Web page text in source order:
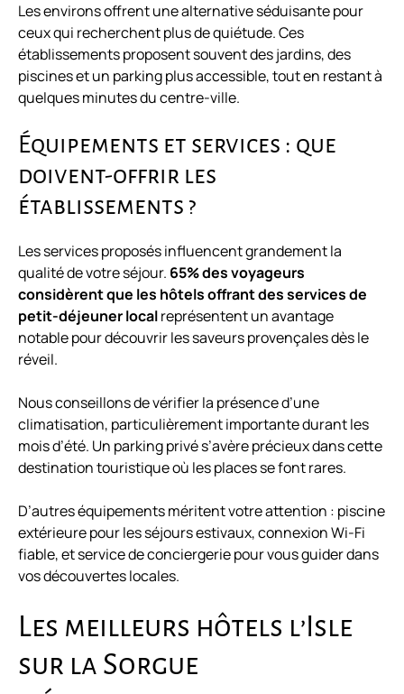
Les environs offrent une alternative séduisante pour
ceux qui recherchent plus de quiétude. Ces
établissements proposent souvent des jardins, des
piscines et un parking plus accessible, tout en restant à
quelques minutes du centre-ville.
Équipements et services : que
doivent-offrir les
établissements ?
Les services proposés influencent grandement la
qualité de votre séjour. 65% des voyageurs
considèrent que les hôtels offrant des services de
petit-déjeuner localreprésentent un avantage
notable pour découvrir les saveurs provençales dès le
réveil.
Nous conseillons de vérifier la présence d’une
climatisation, particulièrement importante durant les
mois d’été. Un parking privé s’avère précieux dans cette
destination touristique où les places se font rares.
D’autres équipements méritent votre attention : piscine
extérieure pour les séjours estivaux, connexion Wi-Fi
fiable, et service de conciergerie pour vous guider dans
vos découvertes locales.
Les meilleurs hôtels l’Isle
sur la Sorgue